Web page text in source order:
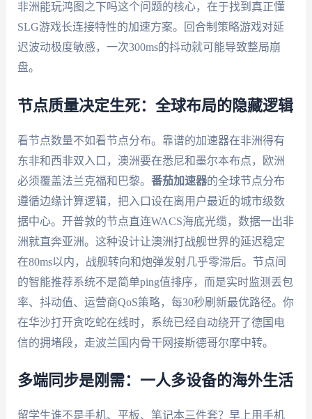
非洲能玩鸿图之下吗这个问题的核心，在于找到真正懂
SLG游戏长连接特性的加速方案。回合制策略游戏对延
迟波动极度敏感，一次300ms的抖动就可能导致整局崩
盘。
节点质量决定生死：全球布局的隐藏逻辑
看节点数量不如看节点分布。靠谱的加速器在非洲得有
东非和西非双入口，澳洲要在悉尼和墨尔本布点，欧洲
必须覆盖法兰克福和巴黎。 番茄加速器的全球节点分布
遵循边缘计算逻辑，把入口设在离用户最近的城市级数
据中心。开普敦的节点直连WACS海底光缆，数据一出非
洲就直奔亚洲。这种设计让澳洲打战舰世界的延迟稳定
在80ms以内，战舰转向和炮弹发射几乎零滞后。节点间
的智能推荐系统不是简单ping值排序，而是实时监测丢包
率、抖动值、运营商QoS策略，每30秒刷新最优路径。你
在华沙打开贪吃蛇在线时，系统已经自动绕开了德国电
信的拥堵段，走波兰国内骨干网接斯德哥尔摩中转。
多端同步是刚需：一人多设备的海外生活
留学生谁不是手机、平板、笔记本三件套？早上用手机